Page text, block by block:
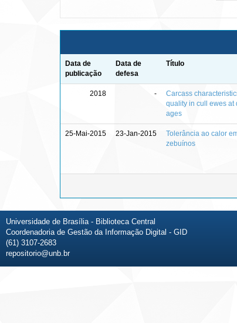
Data de
publicação
Data de
defesa
Título
2018 -
Carcass
quality in cull ewes at
ages
25-Mai-2015 23-Jan-2015
Tolerância ao calor
zebuínos
Universidade de Brasília - Biblioteca Central
Coordenadoria de Gestão da Informação Digital - GID
(61) 3107-2683
repositorio@unb.br